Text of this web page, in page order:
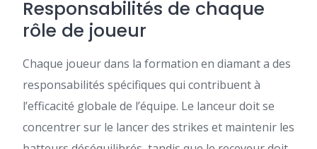
Responsabilités de chaque
rôle de joueur
Chaque joueur dans la formation en diamant a des
responsabilités spécifiques qui contribuent à
l’efficacité globale de l’équipe. Le lanceur doit se
concentrer sur le lancer des strikes et maintenir les